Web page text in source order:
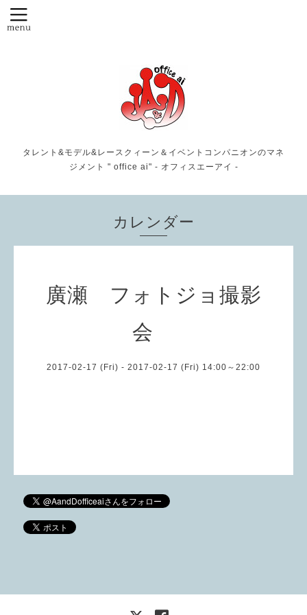
タレント&モデル&レースクィーン＆イベントコンパニオンのマネ
ジメント " office ai" - オフィスエーアイ -
カレンダー
廣瀬 フォトジョ撮影
会
2017-02-17 (Fri) - 2017-02-17 (Fri) 14:00～22:00